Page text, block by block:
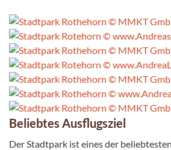
Beliebtes Ausflugsziel
Der Stadtpark ist eines der